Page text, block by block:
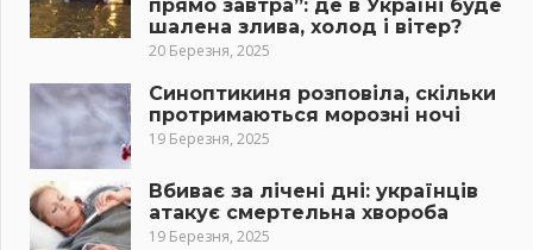
прямо завтра”: де в Україні буде
шалена злива, холод і вітер?
20 Березня, 2025
Синоптикиня розповіла, скільки
протримаються морозні ночі
19 Березня, 2025
Вбиває за лічені дні: українців
атакує смертельна хвороба
19 Березня, 2025